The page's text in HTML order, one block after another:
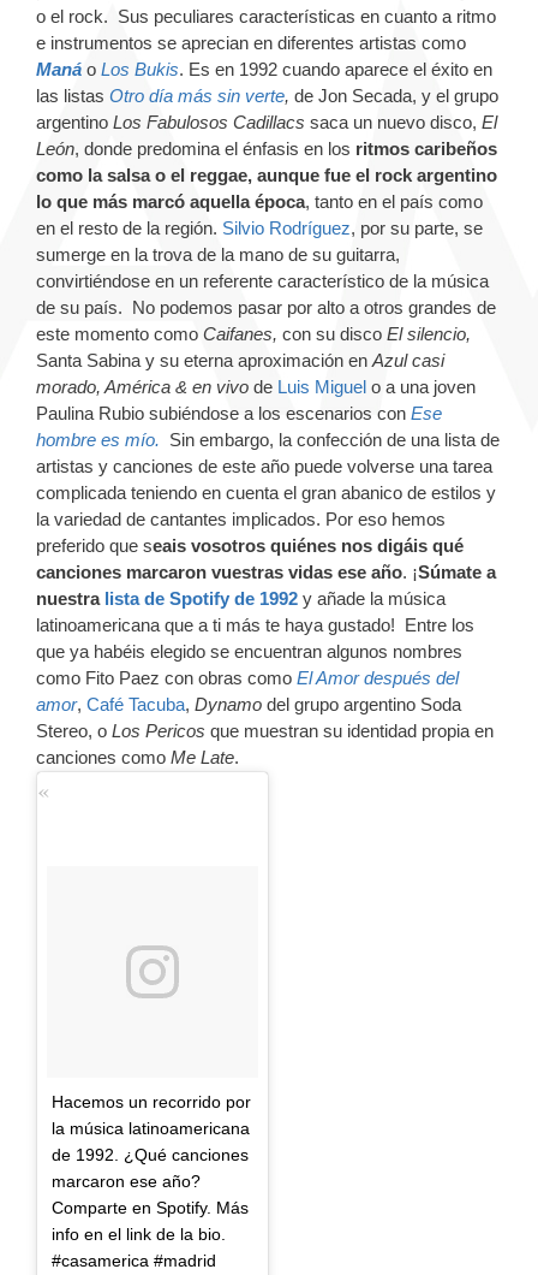
o el rock. Sus peculiares características en cuanto a ritmo
e instrumentos se aprecian en diferentes artistas como
Maná o Los Bukis. Es en 1992 cuando aparece el éxito en
las listas Otro día más sin verte, de Jon Secada, y el grupo
argentino Los Fabulosos Cadillacs saca un nuevo disco, El
León, donde predomina el énfasis en los ritmos caribeños
como la salsa o el reggae, aunque fue el rock argentino
lo que más marcó aquella época, tanto en el país como
en el resto de la región. Silvio Rodríguez, por su parte, se
sumerge en la trova de la mano de su guitarra,
convirtiéndose en un referente característico de la música
de su país. No podemos pasar por alto a otros grandes de
este momento como Caifanes, con su disco El silencio,
Santa Sabina y su eterna aproximación en Azul casi
morado, América & en vivo de Luis Miguel o a una joven
Paulina Rubio subiéndose a los escenarios con Ese
hombre es mío. Sin embargo, la confección de una lista de
artistas y canciones de este año puede volverse una tarea
complicada teniendo en cuenta el gran abanico de estilos y
la variedad de cantantes implicados. Por eso hemos
preferido que seais vosotros quiénes nos digáis qué
canciones marcaron vuestras vidas ese año. ¡Súmate a
nuestra lista de Spotify de 1992 y añade la música
latinoamericana que a ti más te haya gustado! Entre los
que ya habéis elegido se encuentran algunos nombres
como Fito Paez con obras como El Amor después del
amor, Café Tacuba, Dynamo del grupo argentino Soda
Stereo, o Los Pericos que muestran su identidad propia en
canciones como Me Late.
Hacemos un recorrido por
la música latinoamericana
de 1992. ¿Qué canciones
marcaron ese año?
Comparte en Spotify. Más
info en el link de la bio.
#casamerica #madrid